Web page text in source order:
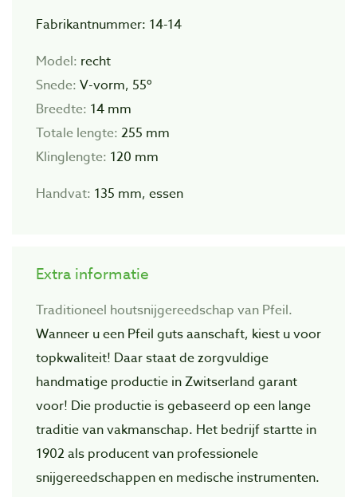
Fabrikantnummer: 14-14
Model: recht
Snede: V-vorm, 55º
Breedte: 14 mm
Totale lengte: 255 mm
Klinglengte: 120 mm
Handvat: 135 mm, essen
Extra informatie
Traditioneel houtsnijgereedschap van Pfeil.
Wanneer u een Pfeil guts aanschaft, kiest u voor
topkwaliteit! Daar staat de zorgvuIdige
handmatige productie in Zwitserland garant
voor! Die productie is gebaseerd op een lange
traditie van vakmanschap. Het bedrijf startte in
1902 als producent van professionele
snijgereedschappen en medische instrumenten.